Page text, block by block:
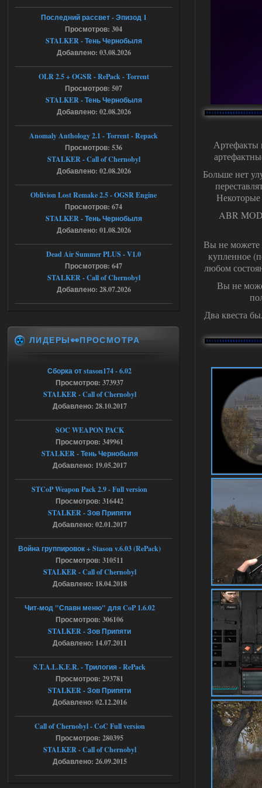
Артефакты
Больше нет
Некоторые
ABR
Вы не можете
купленное
любом
Вы не
Два квеста
(a nil value)
Вылет после захода в Припять.
Ответить ➤
Скованные одной цепью
с избавлением от баласта,
доходяга.
Ответить ➤
05.08.2026
Путь во мгле + GUNSLINGER mod
Stalker-Mods-Clan-su
Доступно только для пользователей
Ответить ➤
05.08.2026
Путь во мгле + GUNSLINGER mod
stalker673920
где пароль?
Dead Air: Refined
Доступно только для пользователей
Объединенный Пак 2 + OGSR +
STCoP WP 3.4
Stalker-Mods-Clan-su
Доступно только для пользователей
Ответить ➤
Объединенный Пак 2 + OGSR +
STCoP WP 3.4
Доступно только для пользователей
Ответить ➤
04.08.2026
Объединенный Пак 2 + OGSR +
STCoP WP 3.4
Stalker-Mods-Clan-su
Доступно только для пользователей
Ответить ➤
Объединенный Пак 2 + OGSR +
Последний рассвет - Эпизод 1
Просмотров: 304
STALKER - Тень Чернобыля
Добавлено: 03.08.2026
OLR 2.5 + OGSR - RePack - Torrent
Просмотров: 507
STALKER - Тень Чернобыля
Добавлено: 02.08.2026
Anomaly Anthology 2.1 - Torrent - Repack
Просмотров: 536
STALKER - Call of Chernobyl
Добавлено: 02.08.2026
Oblivion Lost Remake 2.5 - OGSR Engine
Просмотров: 674
STALKER - Тень Чернобыля
Добавлено: 01.08.2026
Dead Air Summer PLUS - V1.0
Просмотров: 647
STALKER - Call of Chernobyl
Добавлено: 28.07.2026
ЛИДЕРЫ👀ПРОСМОТРА
Сборка от stason174 - 6.02
Просмотров: 373937
STALKER - Call of Chernobyl
Добавлено: 28.10.2017
SOC WEAPON PACK
Просмотров: 349961
STALKER - Тень Чернобыля
Добавлено: 19.05.2017
STCoP Weapon Pack 2.9 - Full version
Просмотров: 316442
STALKER - Зов Припяти
Добавлено: 02.01.2017
Война группировок + Stason v.6.03 (RePack)
Просмотров: 310511
STALKER - Call of Chernobyl
Добавлено: 18.04.2018
Чит-мод "Спавн меню" для CoP 1.6.02
Просмотров: 306106
STALKER - Зов Припяти
Добавлено: 14.07.2011
S.T.A.L.K.E.R. - Трилогия - RePack
Просмотров: 293781
STALKER - Зов Припяти
Добавлено: 02.12.2016
Call of Chernobyl - CoC Full version
Просмотров: 280395
STALKER - Call of Chernobyl
Добавлено: 26.09.2015